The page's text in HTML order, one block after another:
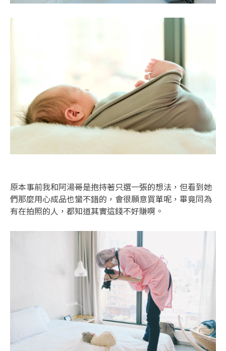
原本事前我和阿湯哥是抱持著只選一張的想法，但看到她
們那麼用心成品也蠻不錯的，會很願意買單呢，畢竟同為
有在拍照的人，都知道其實這錢不好賺啊。